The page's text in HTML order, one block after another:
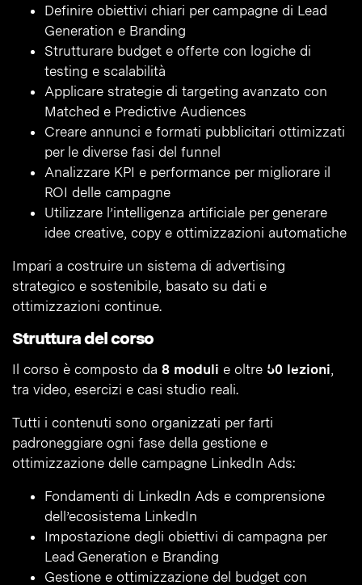
Definire obiettivi chiari per campagne di Lead
Generation e Branding
Strutturare budget e offerte con logiche di
testing e scalabilità
Applicare strategie di targeting avanzato con
Matched e Predictive Audiences
Creare annunci e formati pubblicitari ottimizzati
per le diverse fasi del funnel
Analizzare KPI e performance per migliorare il
ROI delle campagne
Utilizzare l’intelligenza artificiale per generare
idee creative, copy e ottimizzazioni automatiche
Impari a costruire un sistema di advertising
strategico e sostenibile, basato su dati e
ottimizzazioni continue.
Struttura del corso
Il corso è composto da 8 moduli e oltre 50 lezioni,
tra video, esercizi e casi studio reali.
Tutti i contenuti sono organizzati per farti
padroneggiare ogni fase della gestione e
ottimizzazione delle campagne LinkedIn Ads:
Fondamenti di LinkedIn Ads e comprensione
dell’ecosistema LinkedIn
Impostazione degli obiettivi di campagna per
Lead Generation e Branding
Gestione e ottimizzazione del budget con